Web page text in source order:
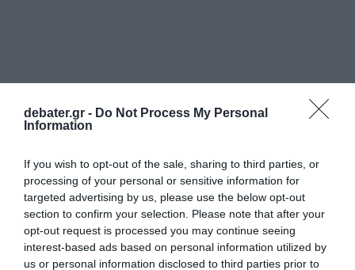
debater.gr - Do Not Process My Personal
Information
If you wish to opt-out of the sale, sharing to third parties, or
processing of your personal or sensitive information for
targeted advertising by us, please use the below opt-out
section to confirm your selection. Please note that after your
opt-out request is processed you may continue seeing
interest-based ads based on personal information utilized by
us or personal information disclosed to third parties prior to